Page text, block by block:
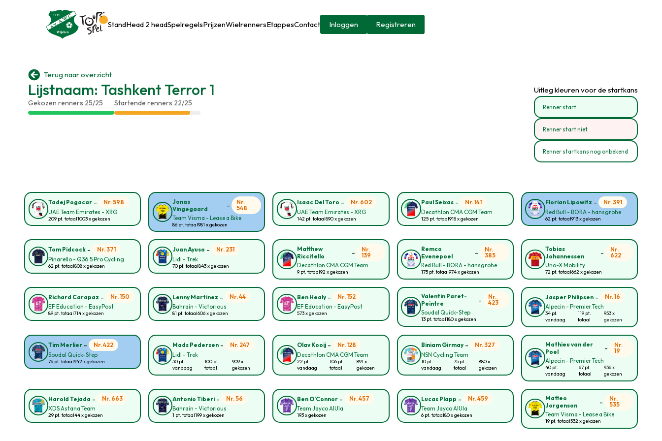
StandHead 2 headSpelregelsPrijzenWielrennersEtappesContact Inloggen Registreren
 Terug naar overzicht
Lijstnaam: Tashkent Terror 1
Gekozen renners 25/25 Startende renners 22/25
Uitleg kleuren voor de startkans
Renner start
Renner start niet
Renner startkans nog onbekend
Tadej Pogacar -
Nr. 598
UAE Team Emirates - XRG
209 pt. totaal1003 x gekozen
Jonas
Vingegaard
-
Nr.
548
Team Visma - Lease a Bike
86 pt. totaal981 x gekozen
Isaac Del Toro -
Nr. 602
UAE Team Emirates - XRG
142 pt. totaal890 x gekozen
Paul Seixas-
Nr. 141
Decathlon CMA CGM Team
125 pt. totaal918 x gekozen
Florian Lipowitz -
Nr. 391
Red Bull - BORA - hansgrohe
62 pt. totaal913 x gekozen
Tom Pidcock -
Nr. 371
Pinarello - Q36.5 Pro Cycling
62 pt. totaal808 x gekozen
Juan Ayuso -
Nr. 231
Lidl - Trek
70 pt. totaal843 x gekozen
Matthew
Riccitello
-
Nr.
139
Decathlon CMA CGM Team
9 pt. totaal92 x gekozen
Remco
Evenepoel
-
Nr.
385
Red Bull - BORA - hansgrohe
175 pt. totaal974 x gekozen
Tobias
Johannessen
-
Nr.
622
Uno-X Mobility
72 pt. totaal662 x gekozen
Richard Carapaz -
Nr. 150
EF Education - EasyPost
89 pt. totaal714 x gekozen
Lenny Martinez -
Nr. 44
Bahrain - Victorious
81 pt. totaal606 x gekozen
Ben Healy-
Nr. 152
EF Education - EasyPost
573 x gekozen
Valentin Paret-
Peintre
-
Nr.
423
Soudal Quick-Step
13 pt. totaal180 x gekozen
Jasper Philipsen-
Nr. 16
Alpecin - Premier Tech
34 pt.
vandaag
119 pt.
totaal
953 x
gekozen
Tim Merlier -
Nr. 422
Soudal Quick-Step
76 pt. totaal942 x gekozen
Mads Pedersen -
Nr. 247
Lidl - Trek
30 pt.
vandaag
100 pt.
totaal
909 x
gekozen
Olav Kooij-
Nr. 128
Decathlon CMA CGM Team
22 pt.
vandaag
106 pt.
totaal
891 x
gekozen
Biniam Girmay-
Nr. 327
NSN Cycling Team
10 pt.
vandaag
75 pt.
totaal
880 x
gekozen
Mathieu van der
Poel
-
Nr.
19
Alpecin - Premier Tech
40 pt.
vandaag
67 pt.
totaal
936 x
gekozen
Harold Tejada -
Nr. 663
XDS Astana Team
29 pt. totaal44 x gekozen
Antonio Tiberi -
Nr. 56
Bahrain - Victorious
1 pt. totaal199 x gekozen
Ben O’Connor-
Nr. 457
Team Jayco AlUla
193 x gekozen
Lucas Plapp -
Nr. 459
Team Jayco AlUla
6 pt. totaal80 x gekozen
Matteo
Jorgenson
-
Nr.
535
Team Visma - Lease a Bike
19 pt. totaal532 x gekozen